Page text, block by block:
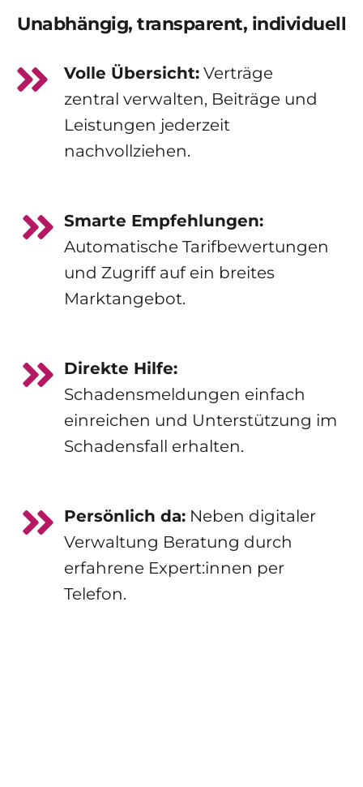
Unabhängig, transparent, individuell
Volle Übersicht: Verträge
zentral verwalten, Beiträge und
Leistungen jederzeit
nachvollziehen.
Smarte Empfehlungen:
Automatische Tarifbewertungen
und Zugriff auf ein breites
Marktangebot.
Direkte Hilfe:
Schadensmeldungen einfach
einreichen und Unterstützung im
Schadensfall erhalten.
Persönlich da: Neben digitaler
Verwaltung Beratung durch
erfahrene Expert:innen per
Telefon.